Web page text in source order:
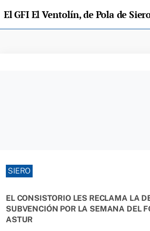
SIERO
EL CONSISTORIO LES RECLAMA LA
SUBVENCIÓN POR LA SEMANA DEL
ASTUR